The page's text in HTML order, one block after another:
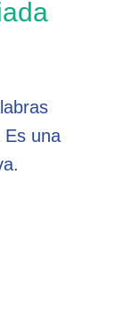
Es una